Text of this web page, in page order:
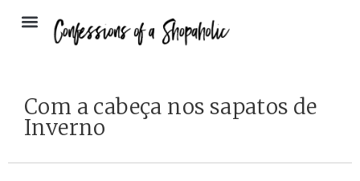
Com a cabeça nos sapatos de
Inverno